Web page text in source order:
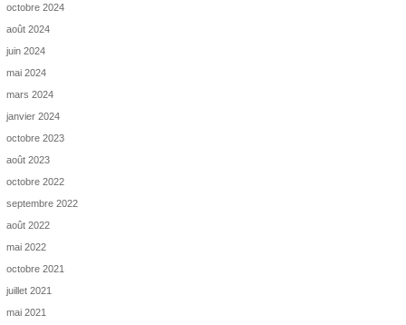
octobre 2024
août 2024
juin 2024
mai 2024
mars 2024
janvier 2024
octobre 2023
août 2023
octobre 2022
septembre 2022
août 2022
mai 2022
octobre 2021
juillet 2021
mai 2021